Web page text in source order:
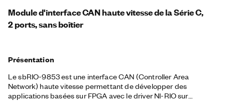
Module d'interface CAN haute vitesse de la Série C,
2 ports, sans boîtier
Présentation
Le sbRIO-9853 est une interface CAN (Controller Area
Network) haute vitesse permettant de développer des
applications basées sur FPGA avec le driver NI-RIO sur